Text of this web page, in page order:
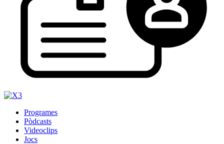
Programes
Pòdcasts
Videoclips
Jocs